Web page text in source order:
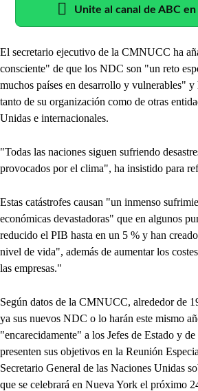
Unite al canal de ABC
El secretario ejecutivo de la CMNUCC ha
consciente" de que los NDC son "un reto
muchos países en desarrollo y vulnerables"
tanto de su organización como de otras
Unidas e internacionales.
"Todas las naciones siguen sufriendo
provocados por el clima", ha insistido para
Estas catástrofes causan "un inmenso
económicas devastadoras" que en algunos
reducido el PIB hasta en un 5 % y han
nivel de vida", además de aumentar los
las empresas."
Según datos de la CMNUCC, alrededor de
ya sus nuevos NDC o lo harán este mismo
"encarecidamente" a los Jefes de Estado y
presenten sus objetivos en la Reunión
Secretario General de las Naciones Unidas
que se celebrará en Nueva York el próximo